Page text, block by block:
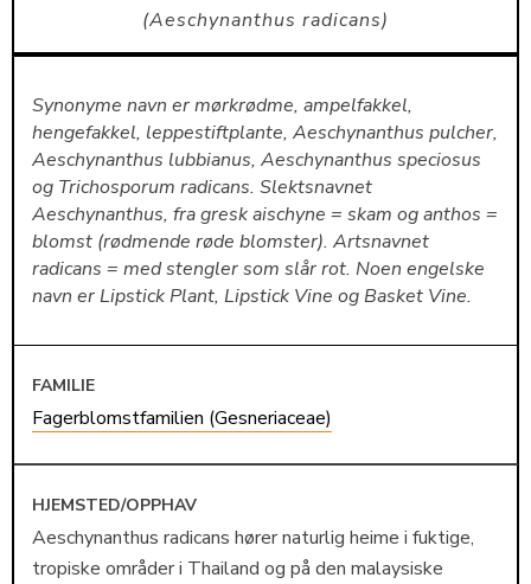
Aeschynanthus radicans
Synonyme navn er mørkrødme, ampelfakkel,
hengefakkel, leppestiftplante, Aeschynanthus pulcher,
Aeschynanthus lubbianus, Aeschynanthus speciosus
og Trichosporum radicans. Slektsnavnet
Aeschynanthus, fra gresk aischyne = skam og anthos =
blomst (rødmende røde blomster). Artsnavnet
radicans = med stengler som slår rot. Noen engelske
navn er Lipstick Plant, Lipstick Vine og Basket Vine.
FAMILIE
Fagerblomstfamilien (Gesneriaceae)
HJEMSTED/OPPHAV
Aeschynanthus radicans hører naturlig heime i fuktige,
tropiske områder i Thailand og på den malaysiske